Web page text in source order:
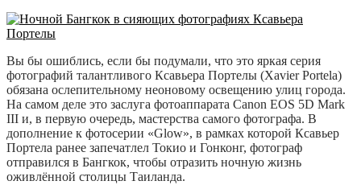
Вы бы ошиблись, если бы подумали, что это яркая серия
фотографий талантливого Ксавьера Портелы (Xavier Portela)
обязана ослепительному неоновому освещению улиц города.
На самом деле это заслуга фотоаппарата Canon EOS 5D Mark
III и, в первую очередь, мастерства самого фотографа. В
дополнение к фотосерии «Glow», в рамках которой Ксавьер
Портела ранее запечатлел Токио и Гонконг, фотограф
отправился в Бангкок, чтобы отразить ночную жизнь
оживлённой столицы Таиланда.